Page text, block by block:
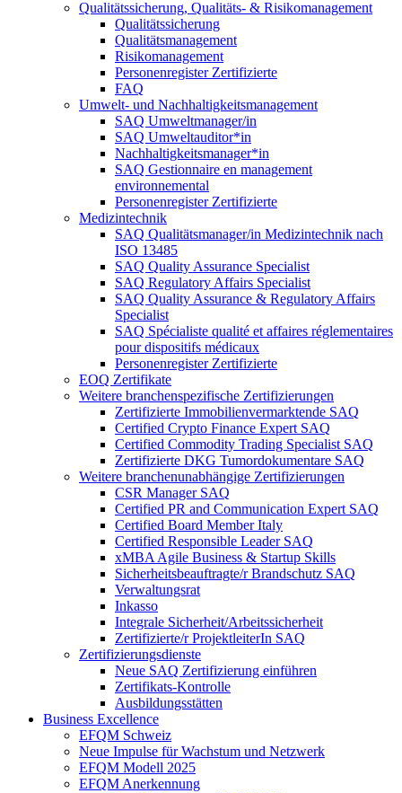
Qualitätssicherung, Qualitäts- & Risikomanagement
Qualitätssicherung
Qualitätsmanagement
Risikomanagement
Personenregister Zertifizierte
FAQ
Umwelt- und Nachhaltigkeitsmanagement
SAQ Umweltmanager/in
SAQ Umweltauditor*in
Nachhaltigkeitsmanager*in
SAQ Gestionnaire en management
environnemental
Personenregister Zertifizierte
Medizintechnik
SAQ Qualitätsmanager/in Medizintechnik nach
ISO 13485
SAQ Quality Assurance Specialist
SAQ Regulatory Affairs Specialist
SAQ Quality Assurance & Regulatory Affairs
Specialist
SAQ Spécialiste qualité et affaires réglementaires
pour dispositifs médicaux
Personenregister Zertifizierte
EOQ Zertifikate
Weitere branchenspezifische Zertifizierungen
Zertifizierte Immobilienvermarktende SAQ
Certified Crypto Finance Expert SAQ
Certified Commodity Trading Specialist SAQ
Zertifizierte DKG Tumordokumentare SAQ
Weitere branchenunabhängige Zertifizierungen
CSR Manager SAQ
Certified PR and Communication Expert SAQ
Certified Board Member Italy
Certified Responsible Leader SAQ
xMBA Agile Business & Startup Skills
Sicherheitsbeauftragte/​r Brandschutz SAQ
Verwaltungsrat
Inkasso
Integrale Sicherheit/Arbeitssicherheit
Zertifizierte/r ProjektleiterIn SAQ
Zertifizierungsdienste
Neue SAQ Zertifizierung einführen
Zertifikats-Kontrolle
Ausbildungsstätten
Business Excellence
EFQM Schweiz
Neue Impulse für Wachstum und Netzwerk
EFQM Modell 2025
EFQM Anerkennung